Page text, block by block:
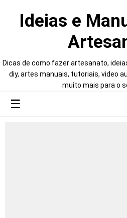
Ideias e
Dicas de como fazer artesanato,
diy, artes manuais, tutoriais, video
muito mais para o